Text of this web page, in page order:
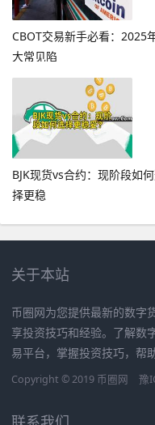
CBOT交易新手必看：2025
大常见陷
BJK现货vs合约：现阶段如
择更稳
关于本站
币圈网为您提供最新的数字
享投资技巧和经验。了解数
易平台，掌握投资技巧，帮
Copyright © 2019 币圈网 豫